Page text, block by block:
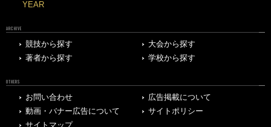
YEAR
ARCHIVE
競技から探す
大会から探す
著者から探す
学校から探す
OTHERS
お問い合わせ
広告掲載について
動画・バナー広告について
サイトポリシー
サイトマップ